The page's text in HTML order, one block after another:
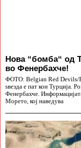
Нова “бомба“ од
во Фенербахче!
ФОТО: Belgian Red Devils/
ѕвезда е пат кон Турција.
Фенербахче.
Морето, кој наведува